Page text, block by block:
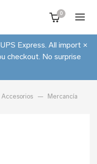
0
Express. All import
checkout. No surprise
×
Accesorios Mercancía